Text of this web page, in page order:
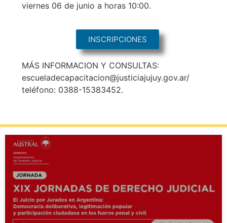
viernes 06 de junio a horas 10:00.
INSCRIPCIONES
MÁS INFORMACION Y CONSULTAS:
escueladecapacitacion@justiciajujuy.gov.ar/
teléfono: 0388-15383452.